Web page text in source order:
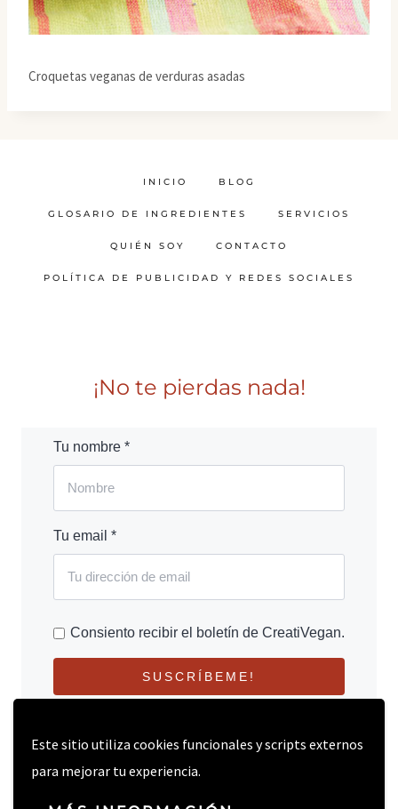
Este sitio utiliza cookies funcionales y scripts externos
para mejorar tu experiencia.
Croquetas veganas de verduras asadas
INICIO BLOG
GLOSARIO DE INGREDIENTES SERVICIOS
QUIÉN SOY CONTACTO
POLÍTICA DE PUBLICIDAD Y REDES SOCIALES
¡No te pierdas nada!
Tu nombre *
Tu email *
Consiento recibir el boletín de CreatiVegan.
SUSCRÍBEME!